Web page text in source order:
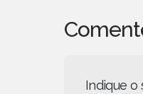
Indique o